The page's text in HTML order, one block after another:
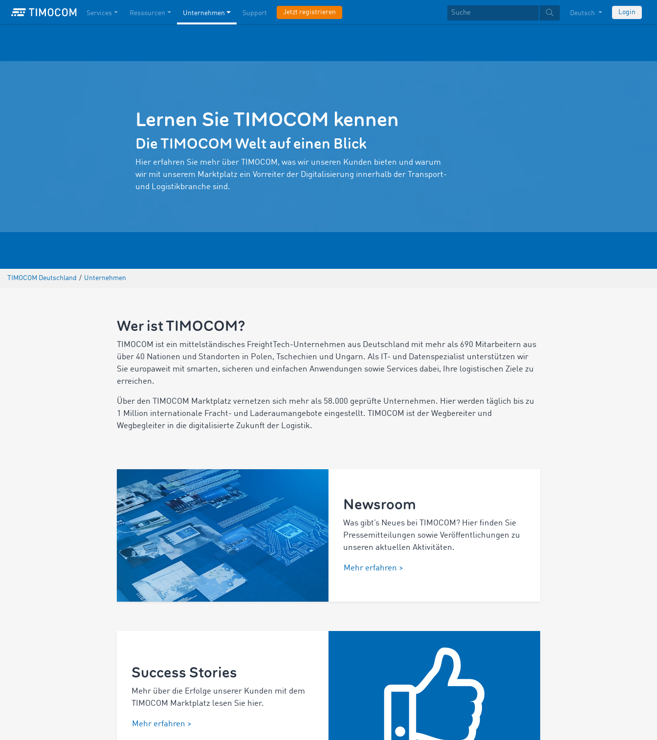
Services Ressourcen Unternehmen Support Jetzt registrieren Deutsch Login
Lernen Sie TIMOCOM kennen
Die TIMOCOM Welt auf einen Blick
Hier erfahren Sie mehr über TIMOCOM, was wir unseren Kunden bieten und warum
wir mit unserem Marktplatz ein Vorreiter der Digitalisierung innerhalb der Transport-
und Logistikbranche sind.
TIMOCOM Deutschland / Unternehmen
Wer ist TIMOCOM?
TIMOCOM ist ein mittelständisches FreightTech-Unternehmen aus Deutschland mit mehr als 690 Mitarbeitern aus
über 40 Nationen und Standorten in Polen, Tschechien und Ungarn. Als IT- und Datenspezialist unterstützen wir
Sie europaweit mit smarten, sicheren und einfachen Anwendungen sowie Services dabei, Ihre logistischen Ziele zu
erreichen.
Über den TIMOCOM Marktplatz vernetzen sich mehr als 58.000 geprüfte Unternehmen. Hier werden täglich bis zu
1 Million internationale Fracht- und Laderaumangebote eingestellt. TIMOCOM ist der Wegbereiter und
Wegbegleiter in die digitalisierte Zukunft der Logistik.
Newsroom
Was gibt’s Neues bei TIMOCOM? Hier finden Sie
Pressemitteilungen sowie Veröffentlichungen zu
unseren aktuellen Aktivitäten.
Mehr erfahren >
Success Stories
Mehr über die Erfolge unserer Kunden mit dem
TIMOCOM Marktplatz lesen Sie hier.
Mehr erfahren >